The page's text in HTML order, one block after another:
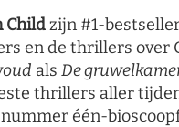
Childzijn #1-
en de thrillers over
als De
thrillers aller
één-